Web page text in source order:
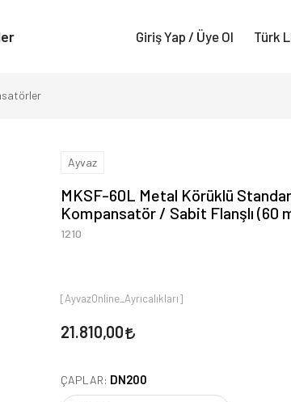
Giriş Yap / Üye Ol Türk
Ayvaz
MKSF-60L Metal Körüklü
Kompansatör / Sabit Flanşlı (60
1210
[AyvazOnline_Ayrıcalıkları]
21.810,00
ÇAPLAR: DN200